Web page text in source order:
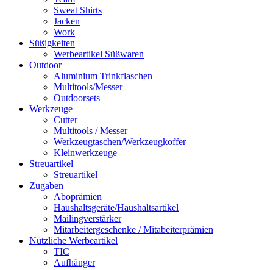
Sweat Shirts
Jacken
Work
Süßigkeiten
Werbeartikel Süßwaren
Outdoor
Aluminium Trinkflaschen
Multitools/Messer
Outdoorsets
Werkzeuge
Cutter
Multitools / Messer
Werkzeugtaschen/Werkzeugkoffer
Kleinwerkzeuge
Streuartikel
Streuartikel
Zugaben
Aboprämien
Haushaltsgeräte/Haushaltsartikel
Mailingverstärker
Mitarbeitergeschenke / Mitabeiterprämien
Nützliche Werbeartikel
TIC
Aufhänger